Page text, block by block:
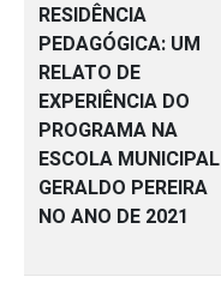
RESIDÊNCIA
PEDAGÓGICA: UM
RELATO DE
EXPERIÊNCIA DO
PROGRAMA NA
ESCOLA MUNICIPAL
GERALDO PEREIRA
NO ANO DE 2021